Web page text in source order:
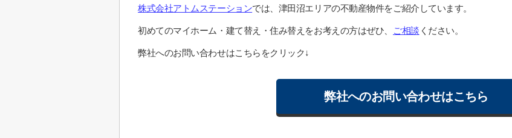
株式会社アトムステーションでは、津田沼エリアの不動産物件をご紹介しています。
初めてのマイホーム・建て替え・住み替えをお考えの方はぜひ、 ご相談 ください。
弊社へのお問い合わせはこちらをクリック↓
弊社へのお問い合わせはこちら